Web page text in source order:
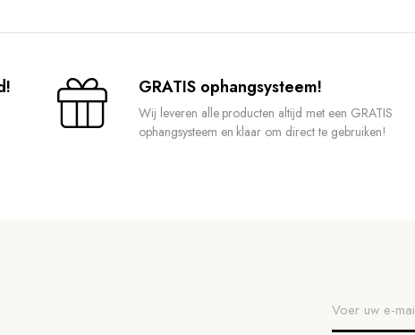
GRATIS ophangsysteem!
Wij leveren alle producten altijd met een GRATIS
ophangsysteem en klaar om direct te gebruiken!